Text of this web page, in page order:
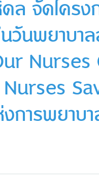
ล จัดโครง
นวันพยาบา
ารพยาบ